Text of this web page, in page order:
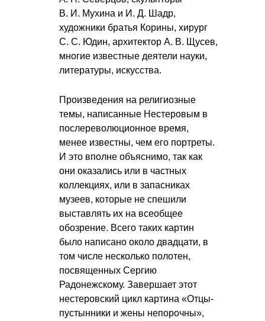
В. И. Мухина и И. Д. Шадр,
художники братья Корины, хирург
С. С. Юдин, архитектор А. В. Щусев,
многие известные деятели науки,
литературы, искусства.
Произведения на религиозные
темы, написанные Нестеровым в
послереволюционное время,
менее известны, чем его портреты.
И это вполне объяснимо, так как
они оказались или в частных
коллекциях, или в запасниках
музеев, которые не спешили
выставлять их на всеобщее
обозрение. Всего таких картин
было написано около двадцати, в
том числе несколько полотен,
посвященных Сергию
Радонежскому. Завершает этот
нестеровский цикл картина «Отцы-
пустынники и жены непорочны»,